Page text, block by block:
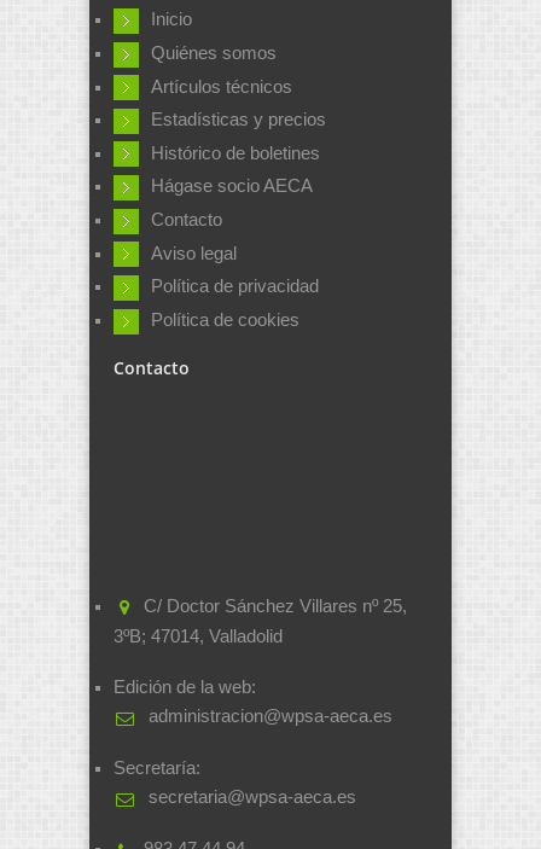
Inicio
Quiénes somos
Artículos técnicos
Estadísticas y precios
Histórico de boletines
Hágase socio AECA
Contacto
Aviso legal
Política de privacidad
Política de cookies
Contacto
C/ Doctor Sánchez Villares nº 25,
3ºB; 47014, Valladolid
Edición de la web:
administracion@wpsa-aeca.es
Secretaría:
secretaria@wpsa-aeca.es